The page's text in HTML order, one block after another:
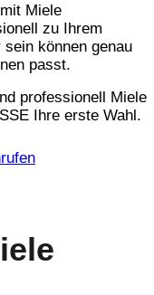
Miele
zu Ihrem
können genau
passt.
professionell Miele
Ihre erste Wahl.